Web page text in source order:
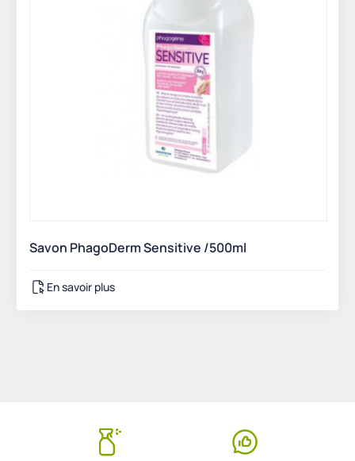
Savon PhagoDerm Sensitive /500ml
En savoir plus